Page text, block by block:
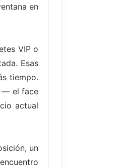
en
VIP o
Esas
tiempo.
— el face
actual
un